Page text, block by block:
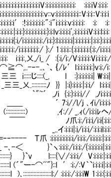
i:i:i:i:i:i:i:/i:i:}:l:i:i:i:i:i|:i:i:i:i:i:|:i:i:}:i:i:i
i:i:i:i:i:i:i:/ }:/ 1:i:i:i::{:i:i:i:i:i:{:i:/
乂,/i_ / :{:i/i:/
‐-..､`、｛/ﾚ′l:i:i:i:i:i:}v:i:/i:
三三 i:::::じ::::(_, Ⅵ
三_乂.::::::::::ﾉ }} |:i}:i:i:i:|:i:i/
"~´ ,ﾉi {:i:}:i:i:i// ,ﾉ
´ 7:i//l/j ､ｲi/
,ｲ:// _.ｨ(/i:i:iﾚヘ
爪:i:/i:i:i/i:i{:i:i:
イ:i:i:i|:i/i:i:i/
爪 :i:i:i:i:i:i:i:i/i:i:i:/
}`ヽ:i:i:i:/i:i:i:/
}`v l::::{∨/:i:i:i/
-⌒ﾞﾞ"}::l ′:i:/:V｀
:i:i:i:/:i:i:iW